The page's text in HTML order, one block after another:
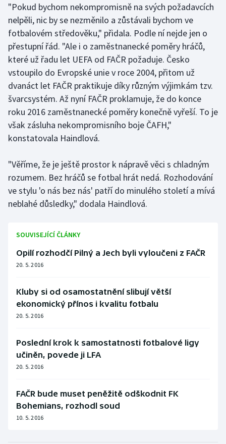
"Pokud bychom nekompromisně na svých požadavcích
nelpěli, nic by se nezměnilo a zůstávali bychom ve
fotbalovém středověku," přidala. Podle ní nejde jen o
přestupní řád. "Ale i o zaměstnanecké poměry hráčů,
které už řadu let UEFA od FAČR požaduje. Česko
vstoupilo do Evropské unie v roce 2004, přitom už
dvanáct let FAČR praktikuje díky různým výjimkám tzv.
švarcsystém. Až nyní FAČR proklamuje, že do konce
roku 2016 zaměstnanecké poměry konečně vyřeší. To je
však zásluha nekompromisního boje ČAFH,"
konstatovala Haindlová.
"Věříme, že je ještě prostor k nápravě věci s chladným
rozumem. Bez hráčů se fotbal hrát nedá. Rozhodování
ve stylu 'o nás bez nás' patří do minulého století a mívá
neblahé důsledky," dodala Haindlová.
SOUVISEJÍCÍ ČLÁNKY
Opilí rozhodčí Pilný a Jech byli vyloučeni z FAČR
20. 5. 2016
Kluby si od osamostatnění slibují větší
ekonomický přínos i kvalitu fotbalu
20. 5. 2016
Poslední krok k samostatnosti fotbalové ligy
učiněn, povede ji LFA
20. 5. 2016
FAČR bude muset peněžitě odškodnit FK
Bohemians, rozhodl soud
10. 5. 2016